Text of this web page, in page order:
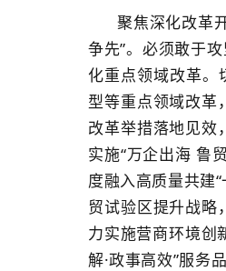
聚焦深化改革
争先”。必须敢于
化重点领域改革。
型等重点领域改革
改革举措落地见效
实施“万企出海 鲁
度融入高质量共建
贸试验区提升战略
力实施营商环境创
解·政事高效”服务